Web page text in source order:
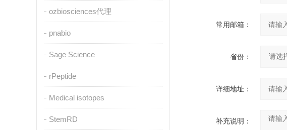
ozbiosciences代理
pnabio
Sage Science
rPeptide
Medical isotopes
StemRD
常用邮箱：
省份：
详细地址：
补充说明：